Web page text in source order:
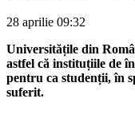
28 aprilie 09:32
Universitățile din
astfel că instituțiile de
pentru ca studenții, în
suferit.